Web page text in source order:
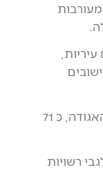
השנה בחן המדד מספר שיר של כ 85 עיריות,
מתוך אותן 85 רשויות אליהן פנתה האגודה, כ 71
רשויות